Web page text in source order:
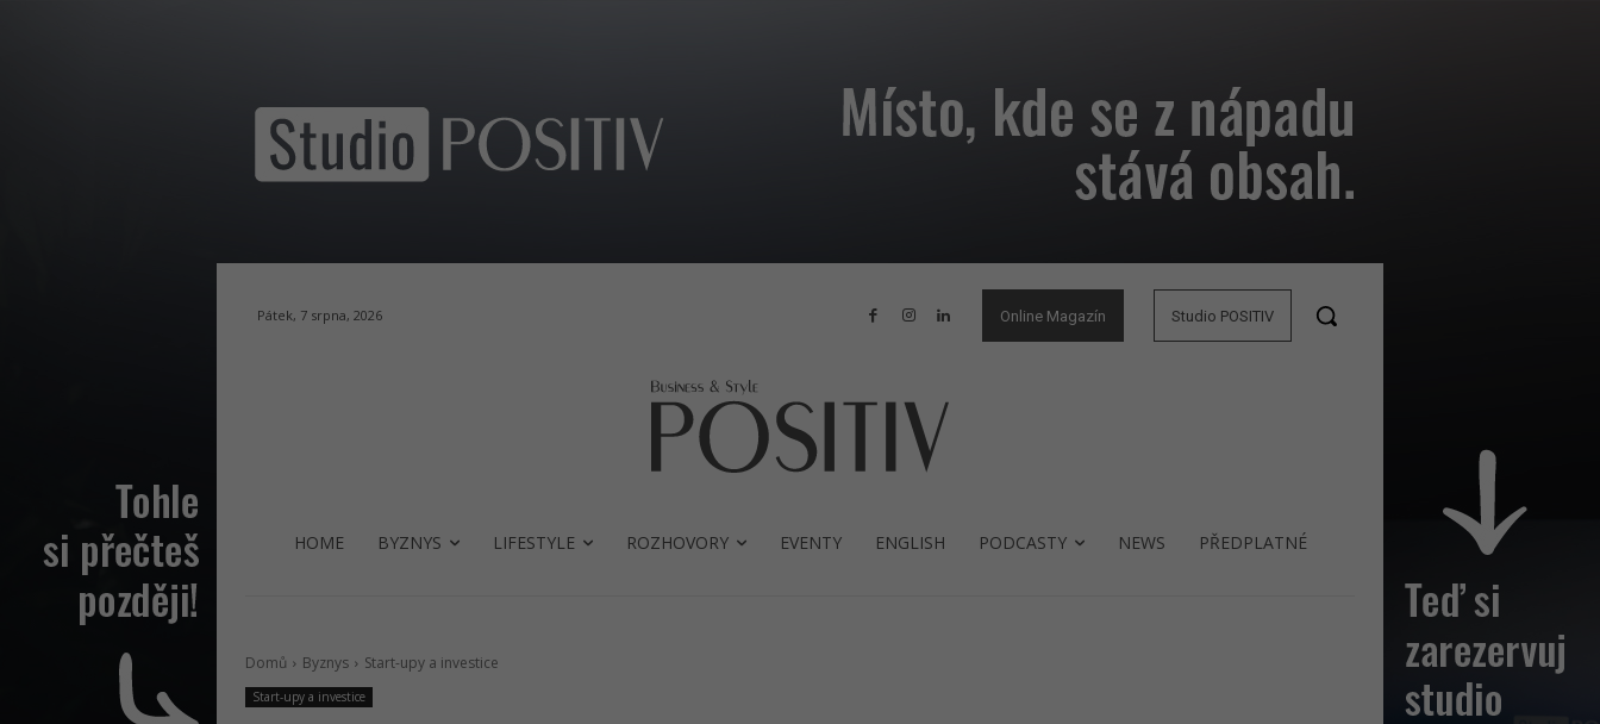
Pátek, 7 srpna, 2026 Online Magazín Studio POSITIV
HOME BYZNYS LIFESTYLE ROZHOVORY EVENTY ENGLISH PODCASTY NEWS PŘEDPLATNÉ
Domů Byznys Start-upy a investice
Start-upy a investice